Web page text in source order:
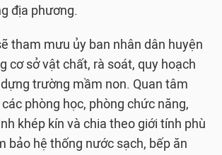
địa phương.
tham mưu ủy ban nhân dân huyện
cơ sở vật chất, rà soát, quy hoạch
trường mầm non. Quan tâm
phòng học, phòng chức năng,
khép kín và chia theo giới tính phù
bảo hệ thống nước sạch, bếp ăn